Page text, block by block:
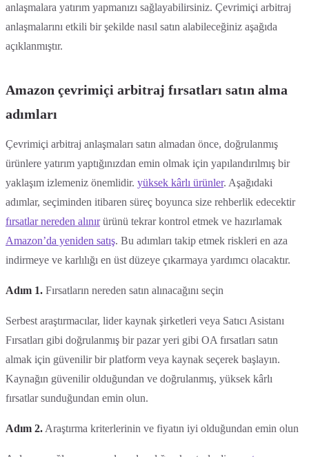
anlaşmalara yatırım yapmanızı sağlayabilirsiniz. Çevrimiçi arbitraj
anlaşmalarını etkili bir şekilde nasıl satın alabileceğiniz aşağıda
açıklanmıştır.
Amazon çevrimiçi arbitraj fırsatları satın alma
adımları
Çevrimiçi arbitraj anlaşmaları satın almadan önce, doğrulanmış
ürünlere yatırım yaptığınızdan emin olmak için yapılandırılmış bir
yaklaşım izlemeniz önemlidir. yüksek kârlı ürünler. Aşağıdaki
adımlar, seçiminden itibaren süreç boyunca size rehberlik edecektir
fırsatlar nereden alınırürünü tekrar kontrol etmek ve hazırlamak
Amazon’da yeniden satış. Bu adımları takip etmek riskleri en aza
indirmeye ve karlılığı en üst düzeye çıkarmaya yardımcı olacaktır.
Adım 1. Fırsatların nereden satın alınacağını seçin
Serbest araştırmacılar, lider kaynak şirketleri veya Satıcı Asistanı
Fırsatları gibi doğrulanmış bir pazar yeri gibi OA fırsatları satın
almak için güvenilir bir platform veya kaynak seçerek başlayın.
Kaynağın güvenilir olduğundan ve doğrulanmış, yüksek kârlı
fırsatlar sunduğundan emin olun.
Adım 2. Araştırma kriterlerinin ve fiyatın iyi olduğundan emin olun